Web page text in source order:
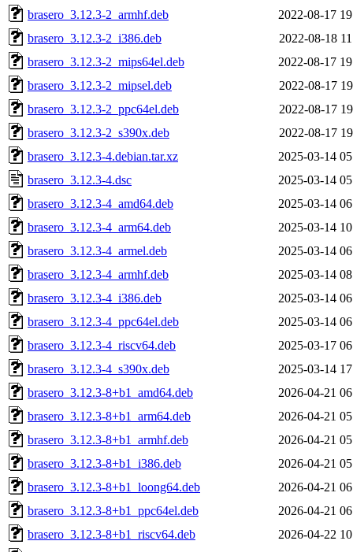
brasero_3.12.3-2_armhf.deb
2022-08-17
brasero_3.12.3-2_i386.deb
2022-08-18
brasero_3.12.3-2_mips64el.deb
2022-08-17
brasero_3.12.3-2_mipsel.deb
2022-08-17
brasero_3.12.3-2_ppc64el.deb
2022-08-17
brasero_3.12.3-2_s390x.deb
2022-08-17
brasero_3.12.3-4.debian.tar.xz
2025-03-14
brasero_3.12.3-4.dsc
2025-03-14
brasero_3.12.3-4_amd64.deb
2025-03-14
brasero_3.12.3-4_arm64.deb
2025-03-14
brasero_3.12.3-4_armel.deb
2025-03-14
brasero_3.12.3-4_armhf.deb
2025-03-14
brasero_3.12.3-4_i386.deb
2025-03-14
brasero_3.12.3-4_ppc64el.deb
2025-03-14
brasero_3.12.3-4_riscv64.deb
2025-03-17
brasero_3.12.3-4_s390x.deb
2025-03-14
brasero_3.12.3-8+b1_amd64.deb
2026-04-21
brasero_3.12.3-8+b1_arm64.deb
2026-04-21
brasero_3.12.3-8+b1_armhf.deb
2026-04-21
brasero_3.12.3-8+b1_i386.deb
2026-04-21
brasero_3.12.3-8+b1_loong64.deb
2026-04-21
brasero_3.12.3-8+b1_ppc64el.deb
2026-04-21
brasero_3.12.3-8+b1_riscv64.deb
2026-04-22